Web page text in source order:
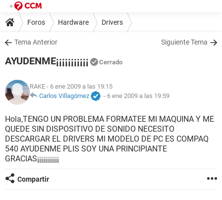
Foros Hardware Drivers
Tema Anterior Siguiente Tema
AYUDENME¡¡¡¡¡¡¡¡¡¡¡ Cerrado
RAKE - 6 ene 2009 a las 19:15
Carlos Villagómez
- 6 ene 2009 a las 19:59
Hola,TENGO UN PROBLEMA FORMATEE MI MAQUINA Y ME
QUEDE SIN DISPOSITIVO DE SONIDO NECESITO
DESCARGAR EL DRIVERS MI MODELO DE PC ES COMPAQ
540 AYUDENME PLIS SOY UNA PRINCIPIANTE
GRACIAS¡¡¡¡¡¡¡¡¡¡¡
Compartir